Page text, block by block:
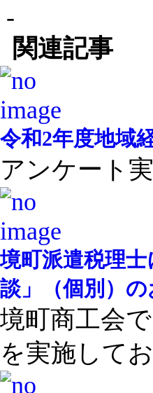
-
関連記事
令和2年度地域
アンケート
境町派遣税理
談」（個別）
境町商工会
を実施して